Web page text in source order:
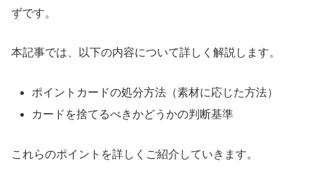
ずです。
本記事では、以下の内容について詳しく解説します。
ポイントカードの処分方法（素材に応じた方法）
カードを捨てるべきかどうかの判断基準
これらのポイントを詳しくご紹介していきます。